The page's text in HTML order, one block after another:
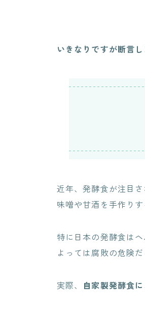
いきなりですが断言し
近年、発酵食が注目さ
味噌や甘酒を手作りす
特に日本の発酵食は
よっては腐敗の危険だ
実際、 自家製発酵食